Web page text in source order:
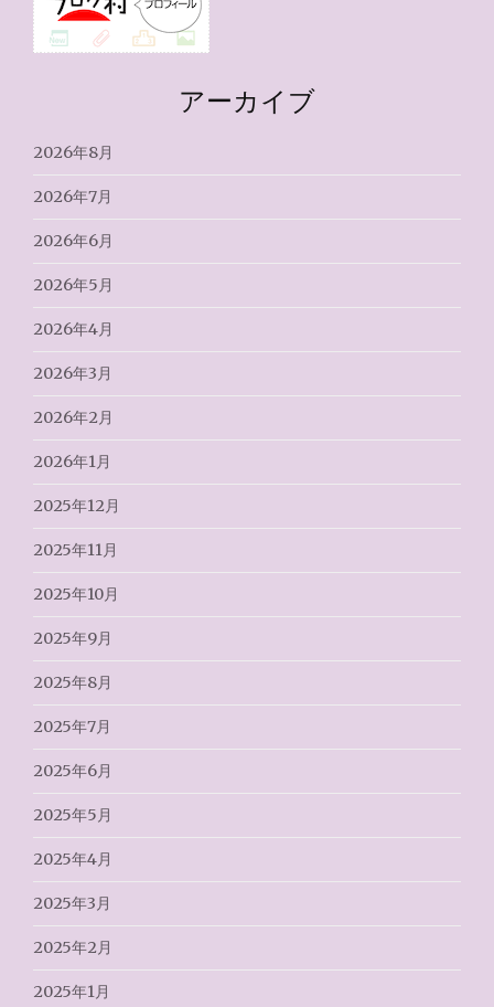
アーカイブ
2026年8月
2026年7月
2026年6月
2026年5月
2026年4月
2026年3月
2026年2月
2026年1月
2025年12月
2025年11月
2025年10月
2025年9月
2025年8月
2025年7月
2025年6月
2025年5月
2025年4月
2025年3月
2025年2月
2025年1月